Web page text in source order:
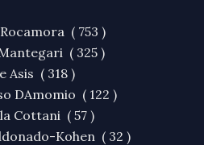
( 753 )
( 325 )
Asis ( 318 )
DAmomio ( 122 )
Cottani ( 57 )
Kohen ( 32 )